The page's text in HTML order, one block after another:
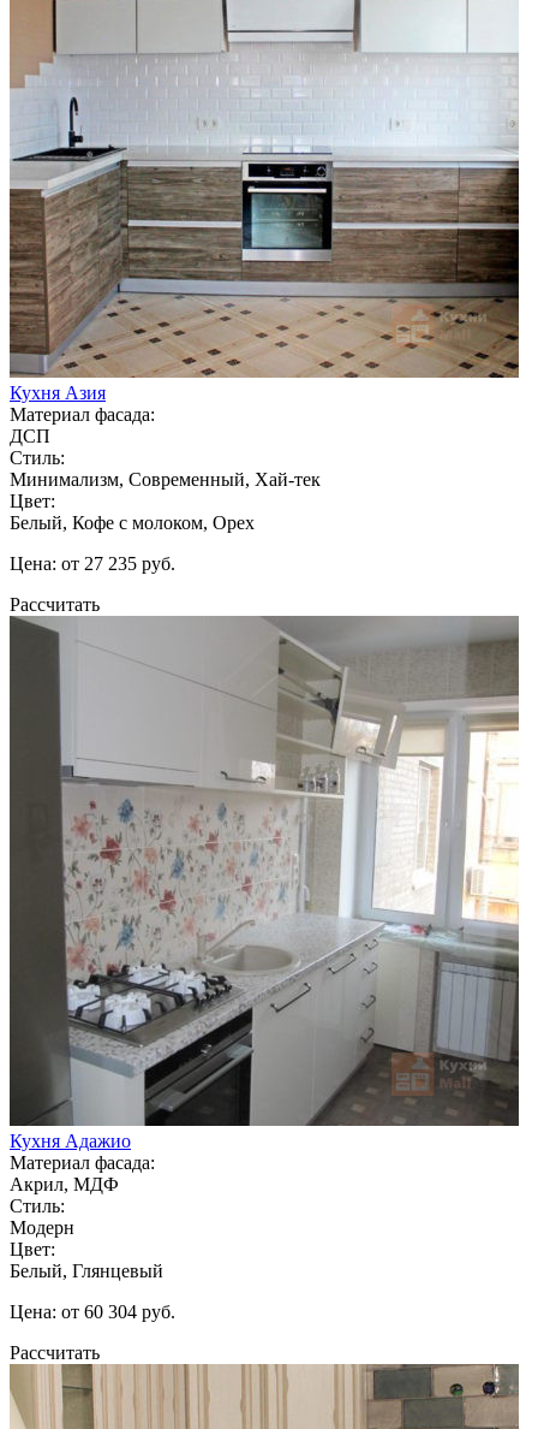
Кухня Азия
Материал фасада:
ДСП
Стиль:
Минимализм, Современный, Хай-тек
Цвет:
Белый, Кофе с молоком, Орех
Цена: от 27 235 руб.
Рассчитать
Кухня Адажио
Материал фасада:
Акрил, МДФ
Стиль:
Модерн
Цвет:
Белый, Глянцевый
Цена: от 60 304 руб.
Рассчитать